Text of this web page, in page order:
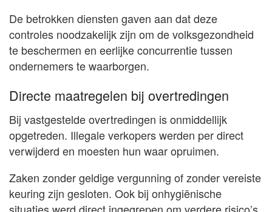
De betrokken diensten gaven aan dat deze
controles noodzakelijk zijn om de volksgezondheid
te beschermen en eerlijke concurrentie tussen
ondernemers te waarborgen.
Directe maatregelen bij overtredingen
Bij vastgestelde overtredingen is onmiddellijk
opgetreden. Illegale verkopers werden per direct
verwijderd en moesten hun waar opruimen.
Zaken zonder geldige vergunning of zonder vereiste
keuring zijn gesloten. Ook bij onhygiënische